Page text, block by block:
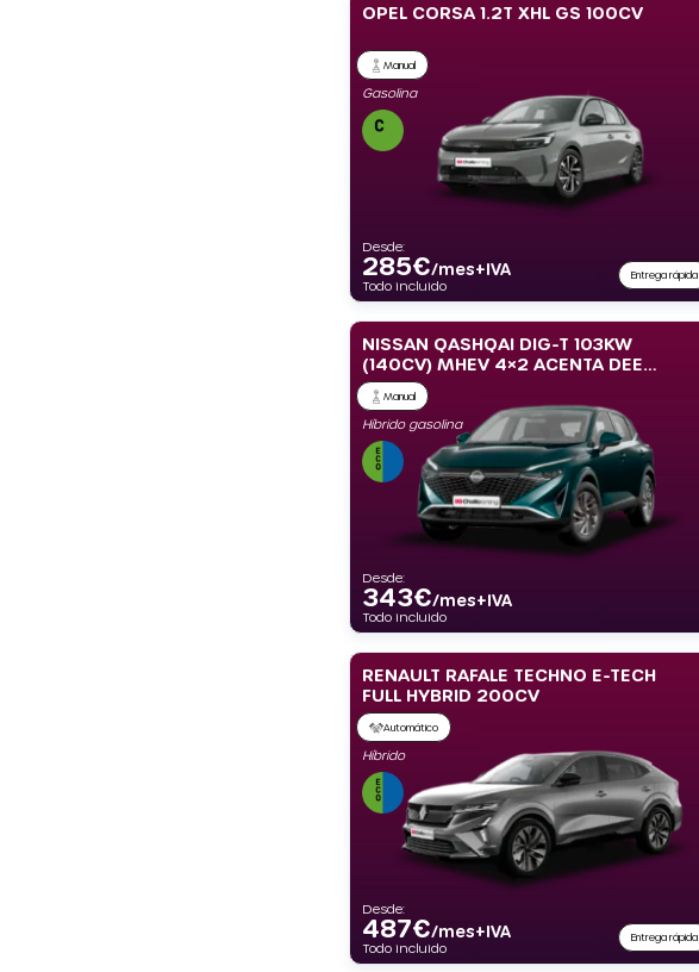
OPEL CORSA 1.2T XHL GS 100CV
Manual
Gasolina
Desde:
285€/mes+IVA
Todo incluido
Entrega rápida
NISSAN QASHQAI DIG-T 103KW
(140CV) MHEV 4×2 ACENTA DEEP
BLUE OCEAN
Manual
Híbrido gasolina
Desde:
343€/mes+IVA
Todo incluido
RENAULT RAFALE TECHNO E-TECH
FULL HYBRID 200CV
Automático
Híbrido
Desde:
487€/mes+IVA
Todo incluido
Entrega rápida